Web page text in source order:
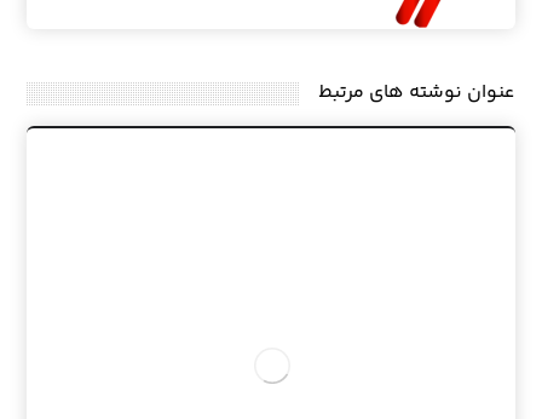
عنوان ‫نوشته های مرتبط